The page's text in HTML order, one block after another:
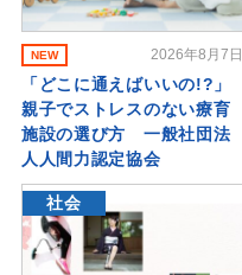
NEW 2026年8月7日
「どこに通えばいいの!?」
親子でストレスのない療育
施設の選び方 一般社団法
人人間力認定協会
社会